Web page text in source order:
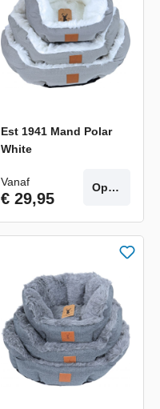
Est 1941 Mand Polar
White
Vanaf
€ 29,95
Opties